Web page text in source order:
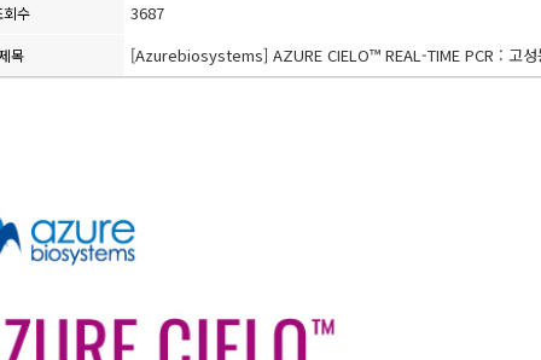
회수 3687
목 [Azurebiosystems] AZURE CIELO™ REAL-TIME PCR : 고